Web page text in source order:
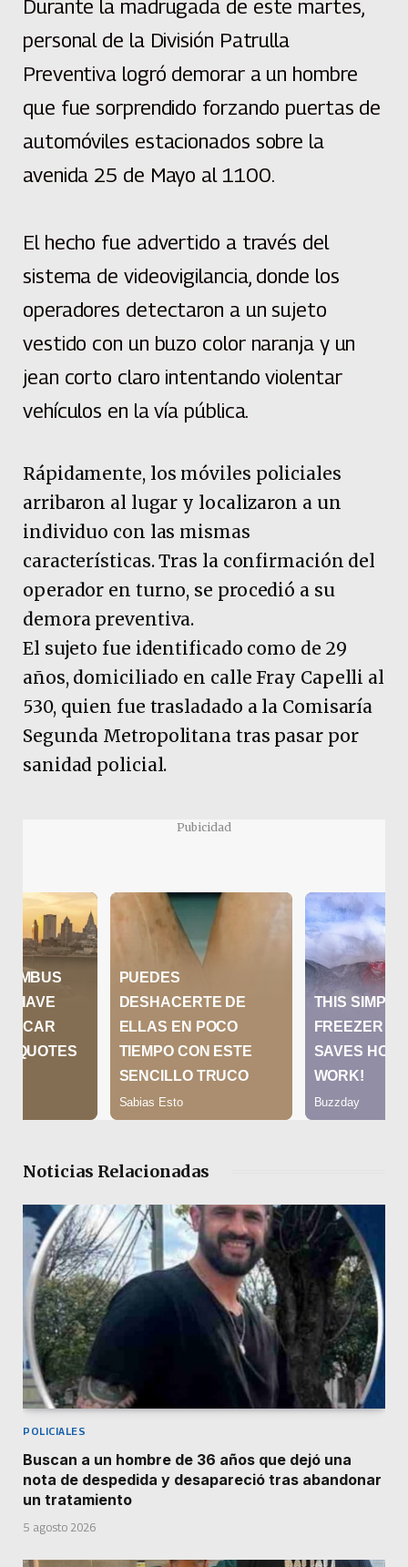
Durante la madrugada de este martes,
personal de la División Patrulla
Preventiva logró demorar a un hombre
que fue sorprendido forzando puertas de
automóviles estacionados sobre la
avenida 25 de Mayo al 1100.
El hecho fue advertido a través del
sistema de videovigilancia, donde los
operadores detectaron a un sujeto
vestido con un buzo color naranja y un
jean corto claro intentando violentar
vehículos en la vía pública.
Rápidamente, los móviles policiales
arribaron al lugar y localizaron a un
individuo con las mismas
características. Tras la confirmación del
operador en turno, se procedió a su
demora preventiva.
El sujeto fue identificado como de 29
años, domiciliado en calle Fray Capelli al
530, quien fue trasladado a la Comisaría
Segunda Metropolitana tras pasar por
sanidad policial.
Pubicidad
Noticias Relacionadas
POLICIALES
Buscan a un hombre de 36 años que dejó una
nota de despedida y desapareció tras abandonar
un tratamiento
5 agosto 2026